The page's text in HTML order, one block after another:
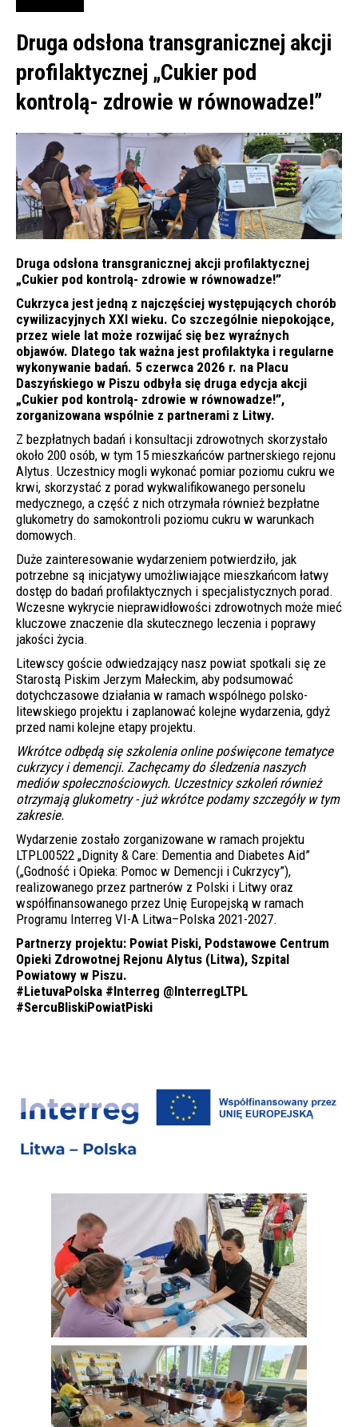
Druga odsłona transgranicznej akcji
profilaktycznej „Cukier pod
kontrolą- zdrowie w równowadze!”
Druga odsłona transgranicznej akcji profilaktycznej
„Cukier pod kontrolą- zdrowie w równowadze!”
Cukrzyca jest jedną z najczęściej występujących chorób
cywilizacyjnych XXI wieku. Co szczególnie niepokojące,
przez wiele lat może rozwijać się bez wyraźnych
objawów. Dlatego tak ważna jest profilaktyka i regularne
wykonywanie badań. 5 czerwca 2026 r. na Placu
Daszyńskiego w Piszu odbyła się druga edycja akcji
„Cukier pod kontrolą- zdrowie w równowadze!”,
zorganizowana wspólnie z partnerami z Litwy.
Z bezpłatnych badań i konsultacji zdrowotnych skorzystało
około 200 osób, w tym 15 mieszkańców partnerskiego rejonu
Alytus. Uczestnicy mogli wykonać pomiar poziomu cukru we
krwi, skorzystać z porad wykwalifikowanego personelu
medycznego, a część z nich otrzymała również bezpłatne
glukometry do samokontroli poziomu cukru w warunkach
domowych.
Duże zainteresowanie wydarzeniem potwierdziło, jak
potrzebne są inicjatywy umożliwiające mieszkańcom łatwy
dostęp do badań profilaktycznych i specjalistycznych porad.
Wczesne wykrycie nieprawidłowości zdrowotnych może mieć
kluczowe znaczenie dla skutecznego leczenia i poprawy
jakości życia.
Litewscy goście odwiedzający nasz powiat spotkali się ze
Starostą Piskim Jerzym Małeckim, aby podsumować
dotychczasowe działania w ramach wspólnego polsko-
litewskiego projektu i zaplanować kolejne wydarzenia, gdyż
przed nami kolejne etapy projektu.
Wkrótce odbędą się szkolenia online poświęcone tematyce
cukrzycy i demencji. Zachęcamy do śledzenia naszych
mediów społecznościowych. Uczestnicy szkoleń również
otrzymają glukometry - już wkrótce podamy szczegóły w tym
zakresie.
Wydarzenie zostało zorganizowane w ramach projektu
LTPL00522 „Dignity & Care: Dementia and Diabetes Aid”
(„Godność i Opieka: Pomoc w Demencji i Cukrzycy”),
realizowanego przez partnerów z Polski i Litwy oraz
współfinansowanego przez Unię Europejską w ramach
Programu Interreg VI-A Litwa–Polska 2021-2027.
Partnerzy projektu: Powiat Piski, Podstawowe Centrum
Opieki Zdrowotnej Rejonu Alytus (Litwa), Szpital
Powiatowy w Piszu.
#LietuvaPolska #Interreg @InterregLTPL
#SercuBliskiPowiatPiski